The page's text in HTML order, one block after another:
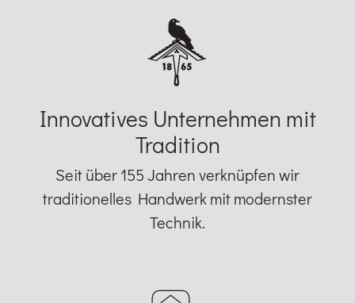
Innovatives Unternehmen mit
Tradition
Seit über 155 Jahren verknüpfen wir
traditionelles Handwerk mit modernster
Technik.